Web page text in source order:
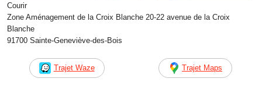
Courir
Zone Aménagement de la Croix Blanche 20-22 avenue de la Croix
Blanche
91700 Sainte-Geneviève-des-Bois
Trajet Waze Trajet Maps